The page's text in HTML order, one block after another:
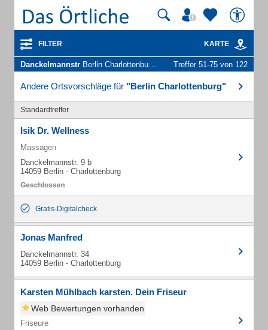
FILTER KARTE
Danckelmannstr Berlin Charlottenburg - Unternehmen und Personen Treffer 51-75 von 122
Andere Ortsvorschläge für "Berlin Charlottenburg"
Standardtreffer
Isik Dr. Wellness
Massagen
Danckelmannstr. 9 b
14059 Berlin - Charlottenburg
Gratis-Digitalcheck
Jonas Manfred
Danckelmannstr. 34
14059 Berlin - Charlottenburg
Karsten Mühlbach karsten. Dein Friseur
Web Bewertungen vorhanden
Friseure